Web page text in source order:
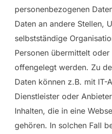
personenbezogenen
Daten an andere Stellen,
selbstständige
Personen übermittelt
offengelegt werden. Zu
Daten können z.B. mit IT-
Dienstleister oder
Inhalten, die in eine
gehören. In solchen Fall